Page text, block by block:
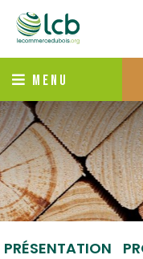
MENU
PRÉSENTATION